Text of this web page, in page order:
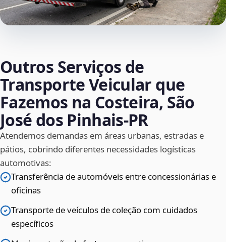
Outros Serviços de
Transporte Veicular que
Fazemos na Costeira, São
José dos Pinhais‑PR
Atendemos demandas em áreas urbanas, estradas e
pátios, cobrindo diferentes necessidades logísticas
automotivas:
Transferência de automóveis entre concessionárias e
oficinas
Transporte de veículos de coleção com cuidados
específicos